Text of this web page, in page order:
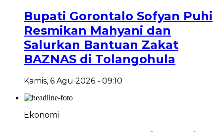
Bupati Gorontalo Sofyan Puhi
Resmikan Mahyani dan
Salurkan Bantuan Zakat
BAZNAS di Tolangohula
Kamis, 6 Agu 2026 - 09:10
Ekonomi